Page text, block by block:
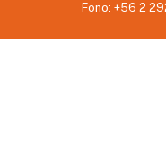
Fono: +56 2